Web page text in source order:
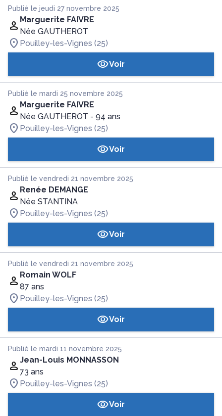
Publié le jeudi 27 novembre 2025
Marguerite FAIVRE
Née GAUTHEROT
Pouilley-les-Vignes (25)
Voir
Publié le mardi 25 novembre 2025
Marguerite FAIVRE
Née GAUTHEROT - 94 ans
Pouilley-les-Vignes (25)
Voir
Publié le vendredi 21 novembre 2025
Renée DEMANGE
Née STANTINA
Pouilley-les-Vignes (25)
Voir
Publié le vendredi 21 novembre 2025
Romain WOLF
87 ans
Pouilley-les-Vignes (25)
Voir
Publié le mardi 11 novembre 2025
Jean-Louis MONNASSON
73 ans
Pouilley-les-Vignes (25)
Voir